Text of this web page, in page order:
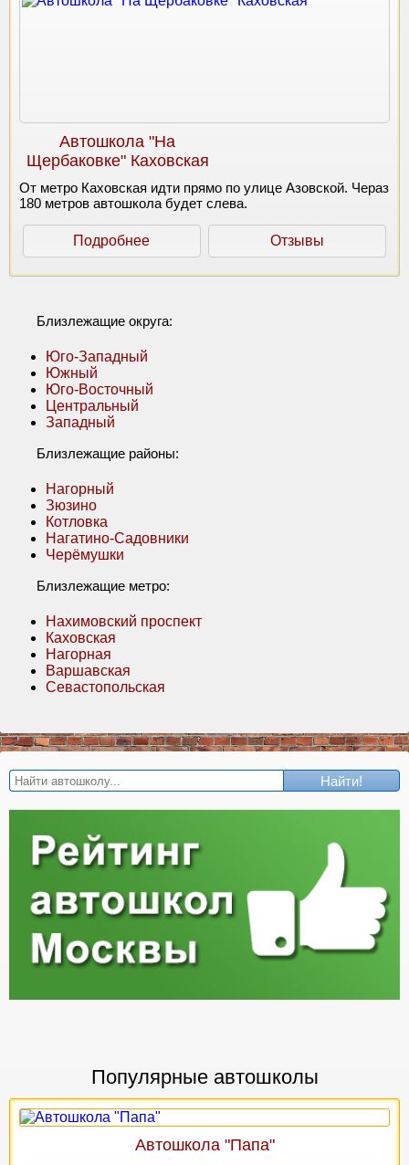
Автошкола "На
Щербаковке" Каховская
От метро Каховская идти прямо по улице Азовской. Чераз
180 метров автошкола будет слева.
Подробнее Отзывы
Близлежащие округа:
Юго-Западный
Южный
Юго-Восточный
Центральный
Западный
Близлежащие районы:
Нагорный
Зюзино
Котловка
Нагатино-Садовники
Черёмушки
Близлежащие метро:
Нахимовский проспект
Каховская
Нагорная
Варшавская
Севастопольская
Найти!
Популярные автошколы
Автошкола "Папа"